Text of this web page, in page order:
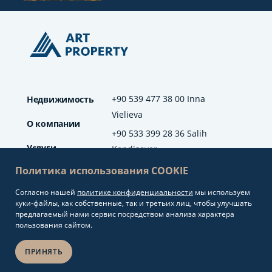
+90 539 477 38 00 Inna
Vielieva
+90 533 399 28 36 Salih
Kendisever
info@artproperty.net
Mahmutlar Mah.
Недвижимость
О компании
Услуги
Отзывы
Блог
Политика использования COOKIE
Согласно нашей политике конфиденциальности мы используем
куки-файлы, как собственные, так и третьих лиц, чтобы улучшать
предлагаемый нами сервис посредством анализа характера
пользования сайтом.
ПРИНЯТЬ